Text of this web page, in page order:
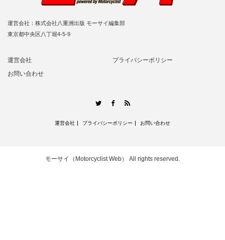
運営会社：株式会社八重洲出版 モーサイ編集部
東京都中央区八丁堀4-5-9
運営会社
プライバシーポリシー
お問い合わせ
TwitterFacebook
運営会社 プライバシーポリシー お問い合わせ
モーサイ（Motorcyclist Web） All rights reserved.